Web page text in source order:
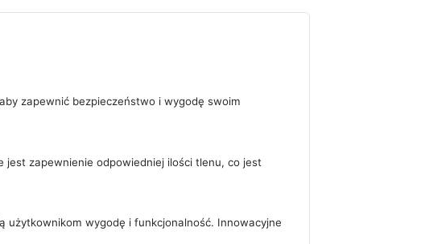
zapewnić bezpieczeństwo i wygodę swoim
zapewnienie odpowiedniej ilości tlenu, co jest
wygodę i funkcjonalność. Innowacyjne